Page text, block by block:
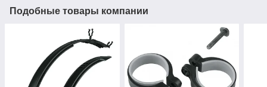
Подобные товары компании